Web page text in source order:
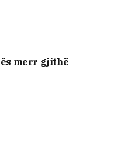
merr gjithë